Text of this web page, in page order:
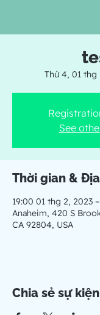
Thứ 4, 01 thg
See
Thời gian &
19:00 01 thg 2, 2023
Anaheim, 420 S
CA 92804, USA
Chia sẻ sự